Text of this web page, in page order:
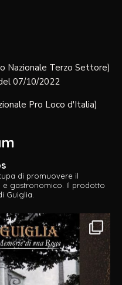
Nazionale Terzo Settore)
07/10/2022
Pro Loco d'Italia)
di promuovere il
gastronomico. Il prodotto
Guiglia.